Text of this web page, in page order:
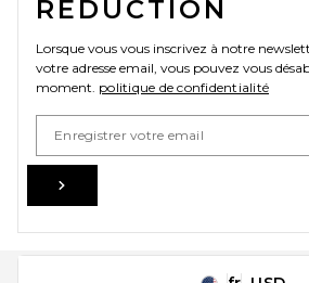
RÉDUCTION
Lorsque vous vous inscrivez à notre
votre adresse email, vous pouvez vous
moment. politique de confidentialité